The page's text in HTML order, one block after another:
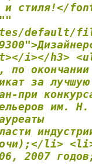
и стиля!</
default/
i></h3>
по
за лучшую
при
им. Н.
li> <li>
2007